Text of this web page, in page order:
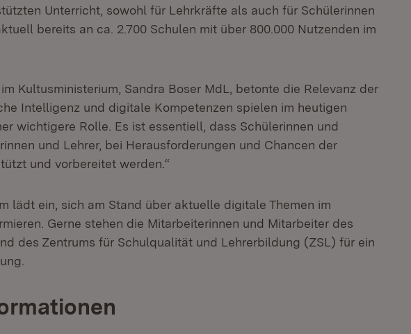
Unterricht, sowohl für Lehrkräfte als auch für Schülerinnen
bereits an ca. 2.700 Schulen mit über 800.000 Nutzenden im
Kultusministerium, Sandra Boser MdL, betonte die Relevanz der
Intelligenz und digitale Kompetenzen spielen im heutigen
wichtigere Rolle. Es ist essentiell, dass Schülerinnen und
und Lehrer, bei Herausforderungen und Chancen der
und vorbereitet werden.“
lädt ein, sich am Stand über aktuelle digitale Themen im
Gerne stehen die Mitarbeiterinnen und Mitarbeiter des
des Zentrums für Schulqualität und Lehrerbildung (ZSL) für ein